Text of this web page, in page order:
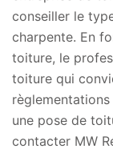
conseiller le
charpente. En
toiture, le
toiture qui
une pose de
contacter MW